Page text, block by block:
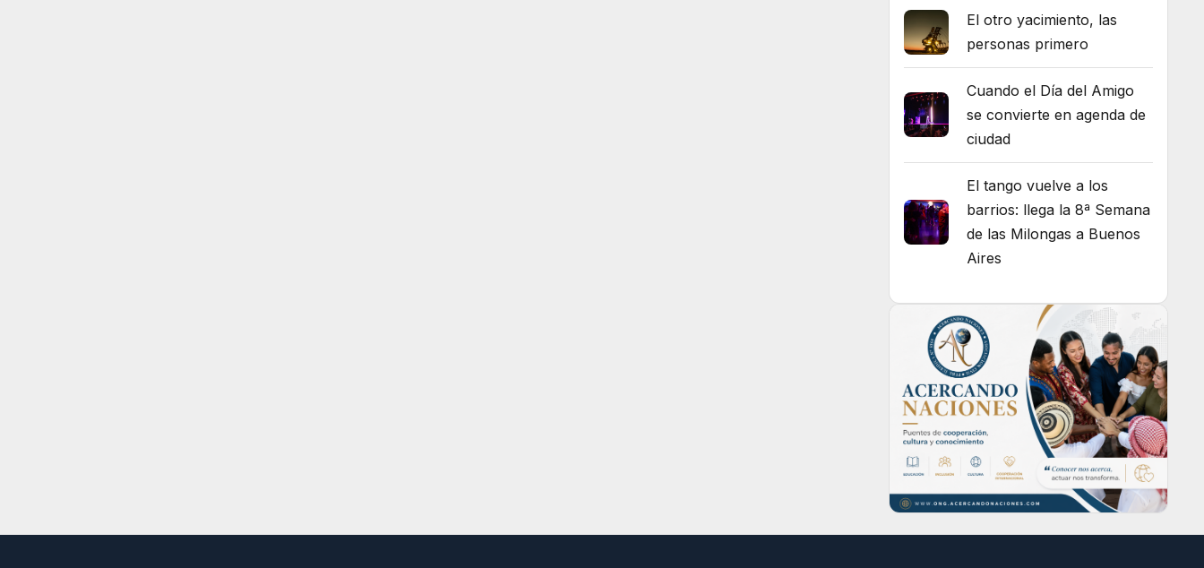
El otro yacimiento, las
personas primero
Cuando el Día del Amigo
se convierte en agenda de
ciudad
El tango vuelve a los
barrios: llega la 8ª Semana
de las Milongas a Buenos
Aires